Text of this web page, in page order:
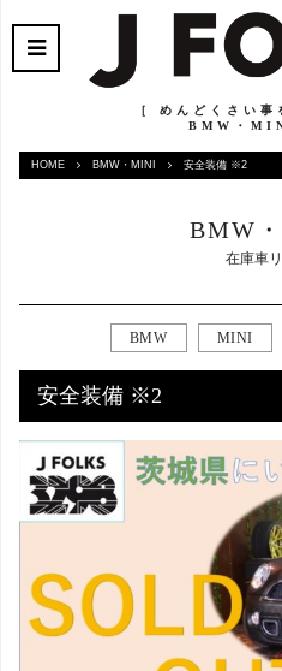
［ めんどくさい事
BMW・
HOME BMW・MINI 安全装備 ※2
BMW
在庫車
BMW MINI
安全装備 ※2